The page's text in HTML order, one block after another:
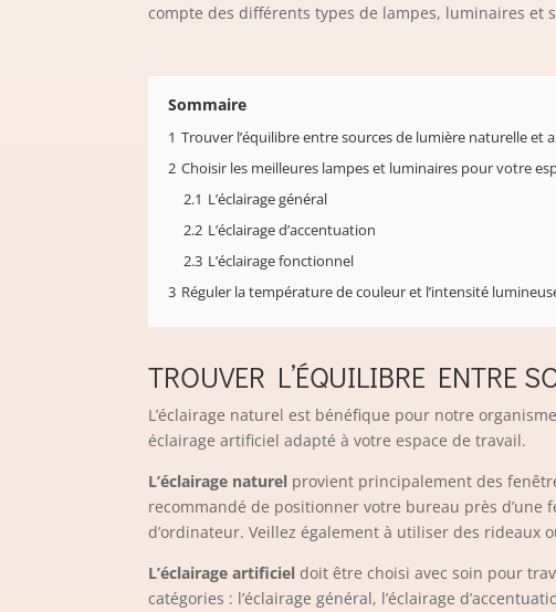
compte des différents types de lampes, luminaires et
Sommaire
1 Trouver l’équilibre entre sources de lumière naturelle et
2 Choisir les meilleures lampes et luminaires pour votre
2.1 L’éclairage général
2.2 L’éclairage d’accentuation
2.3 L’éclairage fonctionnel
3 Réguler la température de couleur et l’intensité
TROUVER L’ÉQUILIBRE ENTRE
L’éclairage naturel est bénéfique pour notre
éclairage artificiel adapté à votre espace de travail.
L’éclairage naturel provient principalement des
recommandé de positionner votre bureau près
d’ordinateur. Veillez également à utiliser des
L’éclairage artificiel doit être choisi avec soin pour
catégories : l’éclairage général, l’éclairage